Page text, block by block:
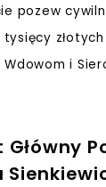
pozew
i